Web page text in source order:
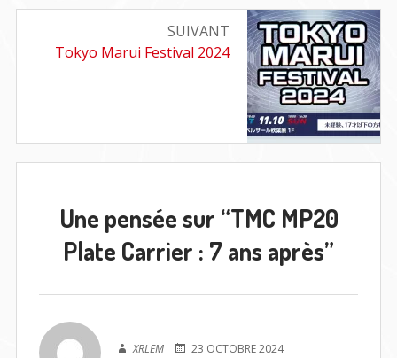
SUIVANT
Article
Tokyo Marui Festival 2024
Une pensée sur “TMC MP20
Plate Carrier : 7 ans après”
XRLEM 23 OCTOBRE 2024